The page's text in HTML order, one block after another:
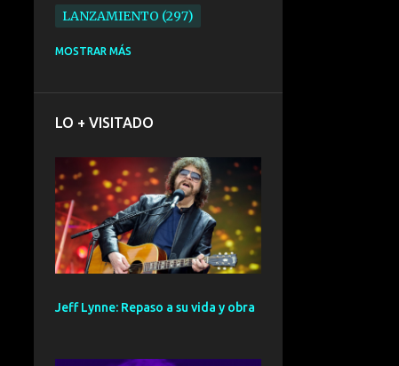
LANZAMIENTO 297
ELECTRONICA
BARCELONA 191
ELECTROINDIE 189
PRIMERA FILA FEST
188
ELECTROPOP 185
PUNK
MOSTRAR MÁS
LO + VISITADO
Jeff Lynne: Repaso a su vida y obra